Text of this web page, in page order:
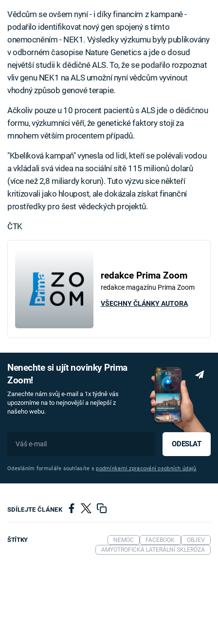
Vědcům se ovšem nyní - i díky financím z kampaně -
podařilo identifikovat nový gen spojený s tímto
onemocněním - NEK1. Výsledky výzkumu byly publikovány
v odborném časopise Nature Genetics a jde o dosud
největší studii k dědičné ALS. To, že se podařilo rozpoznat
vliv genu NEK1 na ALS umožní nyní vědcům vyvinout
vhodný způsob genové terapie.
Ačkoliv pouze u 10 procent pacientů s ALS jde o dědičnou
formu, výzkumníci věří, že genetické faktory stojí za
mnohem větším procentem případů.
"Kbelíková kampaň" vynesla od lidí, kteří se polévali vodou
a vkládali svá videa na sociální sítě 115 milionů dolarů
(více než 2,8 miliardy korun). Tuto výzvu sice někteří
kritizovali jako hloupost, ale dokázala získat finanční
prostředky pro šest vědeckých projektů.
ČTK
redakce Prima Zoom
redakce magazínu Prima Zoom
VŠECHNY ČLÁNKY AUTORA
Nenechte si ujít novinky Prima
Zoom!
Zanechte nám svůj e-mail a 1x týdně vás
upozorníme na to nejnovější a nejlepší z
našeho webu.
ODESLAT
Odesláním formuláře souhlasíte spodmínkami zpracování osobních údajů
SDÍLEJTE ČLÁNEK
ŠTÍTKY NEMOC FACEBOOK
OBJEV
AMYOTROFICKÁ LATERÁLNÍ SKLERÓZA